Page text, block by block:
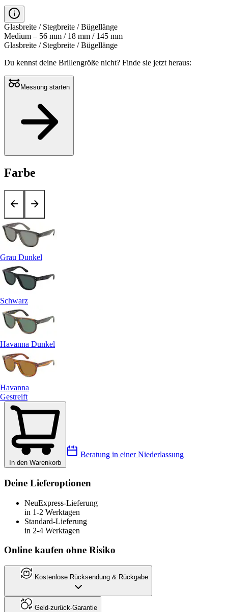
Glasbreite / Stegbreite / Bügellänge
Medium – 56 mm / 18 mm / 145 mm
Glasbreite / Stegbreite / Bügellänge
Du kennst deine Brillengröße nicht? Finde sie jetzt heraus:
Messung starten
Farbe
Grau Dunkel
Schwarz
Havanna Dunkel
Havanna
Gestreift
In den Warenkorb
Beratung in einer Niederlassung
Deine Lieferoptionen
NeuExpress-Lieferung
in 1-2 Werktagen
Standard-Lieferung
in 2-4 Werktagen
Online kaufen ohne Risiko
Kostenlose Rücksendung & Rückgabe
Geld-zurück-Garantie